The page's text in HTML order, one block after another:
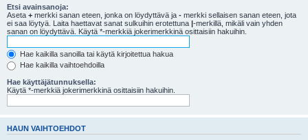
Etsi avainsanoja:
Aseta + merkki sanan eteen, jonka on löydyttävä ja - merkki sellaisen sanan eteen, jota
ei saa löytyä. Laita haettavat sanat sulkuihin erotettuna |-merkillä, mikäli vain yhden
sanan on löydyttävä. Käytä *-merkkiä jokerimerkkinä osittaisiin hakuihin.
Hae kaikilla sanoilla tai käytä kirjoitettua hakua
Hae kaikilla vaihtoehdoilla
Hae käyttäjätunnuksella:
Käytä *-merkkiä jokerimerkkinä osittaisiin hakuihin.
HAUN VAIHTOEHDOT